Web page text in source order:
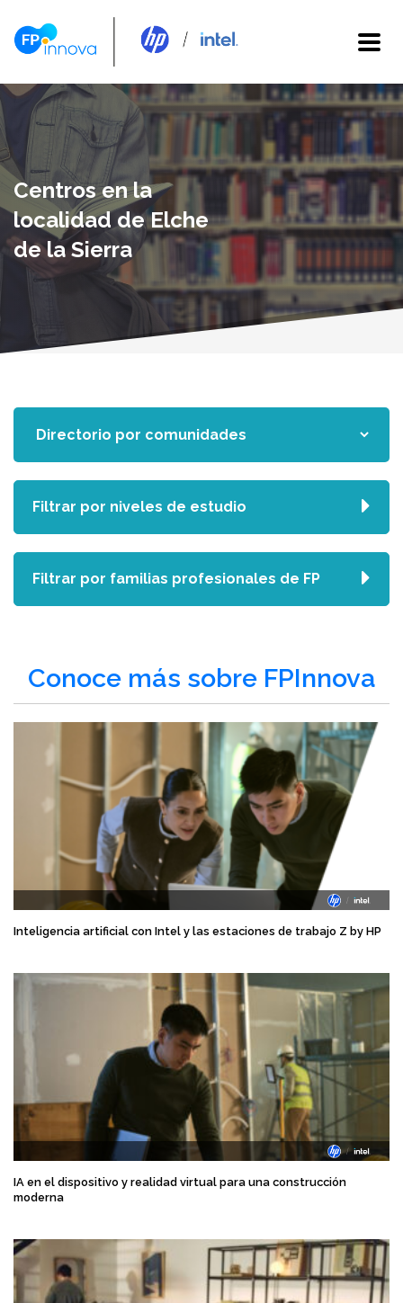
Centros en la
localidad de Elche
de la Sierra
Conoce más sobre FPInnova
Inteligencia artificial con Intel y las estaciones de trabajo Z by HP
IA en el dispositivo y realidad virtual para una construcción
moderna
Filtrar por niveles de estudio
Filtrar por familias profesionales de FP